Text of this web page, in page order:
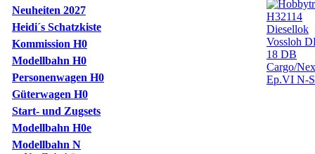
Neuheiten 2027
Heidi´s Schatzkiste
Kommission H0
Modellbahn H0
Personenwagen H0
Güterwagen H0
Start- und Zugsets
Modellbahn H0e
Modellbahn N